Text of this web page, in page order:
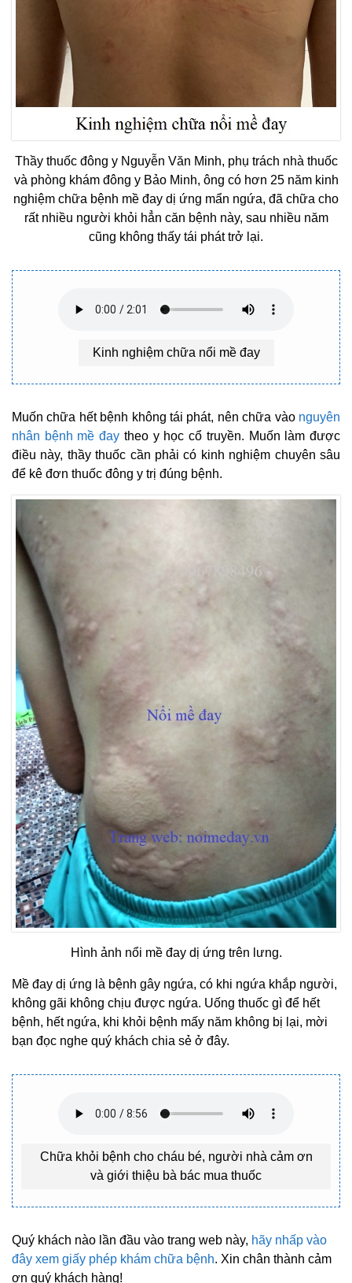
Thầy thuốc đông y Nguyễn Văn Minh, phụ trách nhà thuốc
và phòng khám đông y Bảo Minh, ông có hơn 25 năm kinh
nghiệm chữa bệnh mề đay dị ứng mẩn ngứa, đã chữa cho
rất nhiều người khỏi hẳn căn bệnh này, sau nhiều năm
cũng không thấy tái phát trở lại.
Kinh nghiệm chữa nổi mề đay
Muốn chữa hết bệnh không tái phát, nên chữa vào nguyên
nhân bệnh mề đay theo y học cổ truyền. Muốn làm được
điều này, thầy thuốc cần phải có kinh nghiệm chuyên sâu
để kê đơn thuốc đông y trị đúng bệnh.
Hình ảnh nổi mề đay dị ứng trên lưng.
Mề đay dị ứng là bệnh gây ngứa, có khi ngứa khắp người,
không gãi không chịu được ngứa. Uống thuốc gì để hết
bệnh, hết ngứa, khi khỏi bệnh mấy năm không bị lại, mời
bạn đọc nghe quý khách chia sẻ ở đây.
Chữa khỏi bệnh cho cháu bé, người nhà cảm ơn
và giới thiệu bà bác mua thuốc
Quý khách nào lần đầu vào trang web này, hãy nhấp vào
đây xem giấy phép khám chữa bệnh. Xin chân thành cảm
ơn quý khách hàng!